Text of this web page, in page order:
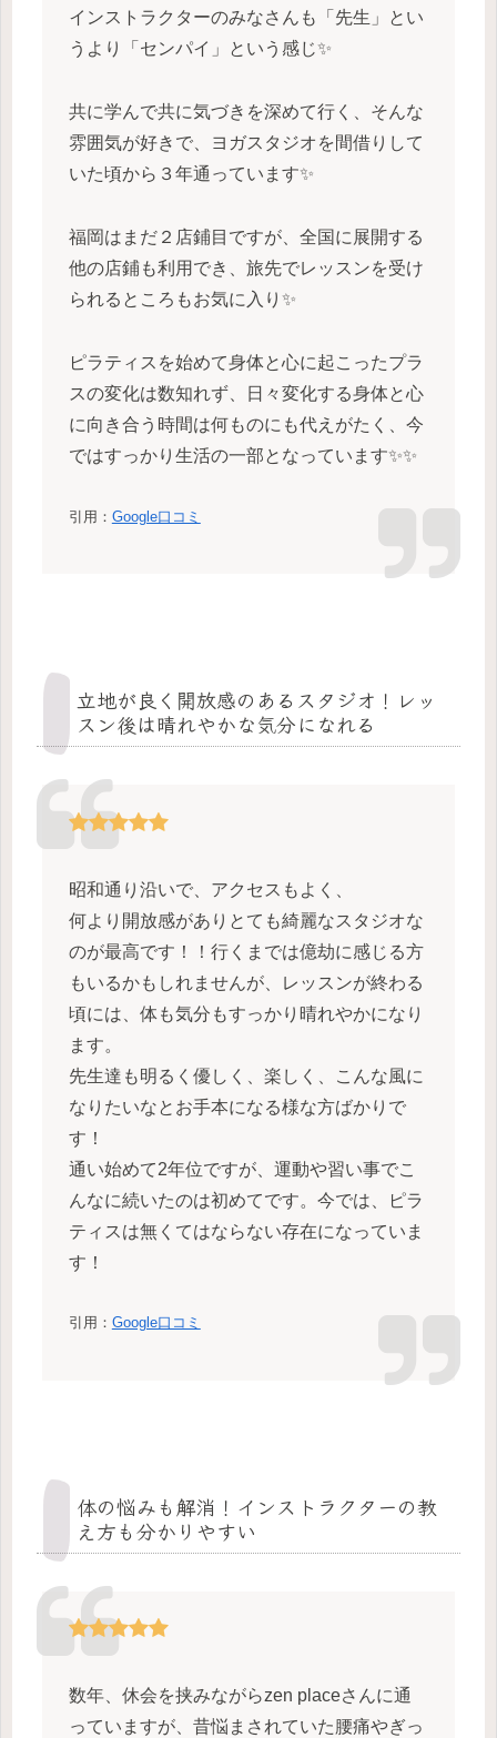
インストラクターのみなさんも「先生」とい
うより「センパイ」という感じ✨️
共に学んで共に気づきを深めて行く、そんな
雰囲気が好きで、ヨガスタジオを間借りして
いた頃から３年通っています✨️
福岡はまだ２店鋪目ですが、全国に展開する
他の店鋪も利用でき、旅先でレッスンを受け
られるところもお気に入り✨️
ピラティスを始めて身体と心に起こったプラ
スの変化は数知れず、日々変化する身体と心
に向き合う時間は何ものにも代えがたく、今
ではすっかり生活の一部となっています✨️✨️
引用： Google口コミ
立地が良く開放感のあるスタジオ！レッ
スン後は晴れやかな気分になれる
昭和通り沿いで、アクセスもよく、
何より開放感がありとても綺麗なスタジオな
のが最高です！！行くまでは億劫に感じる方
もいるかもしれませんが、レッスンが終わる
頃には、体も気分もすっかり晴れやかになり
ます。
先生達も明るく優しく、楽しく、こんな風に
なりたいなとお手本になる様な方ばかりで
す！
通い始めて2年位ですが、運動や習い事でこ
んなに続いたのは初めてです。今では、ピラ
ティスは無くてはならない存在になっていま
す！
引用： Google口コミ
体の悩みも解消！インストラクターの教
え方も分かりやすい
数年、休会を挟みながらzen placeさんに通
っていますが、昔悩まされていた腰痛やぎっ